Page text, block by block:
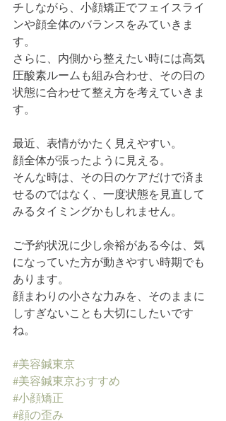
チしながら、小顔矯正でフェイスライ
ンや顔全体のバランスをみていきま
す。
さらに、内側から整えたい時には高気
圧酸素ルームも組み合わせ、その日の
状態に合わせて整え方を考えていきま
す。
最近、表情がかたく見えやすい。
顔全体が張ったように見える。
そんな時は、その日のケアだけで済ま
せるのではなく、一度状態を見直して
みるタイミングかもしれません。
ご予約状況に少し余裕がある今は、気
になっていた方が動きやすい時期でも
あります。
顔まわりの小さな力みを、そのままに
しすぎないことも大切にしたいです
ね。
#美容鍼東京
#美容鍼東京おすすめ
#小顔矯正
#顔の歪み